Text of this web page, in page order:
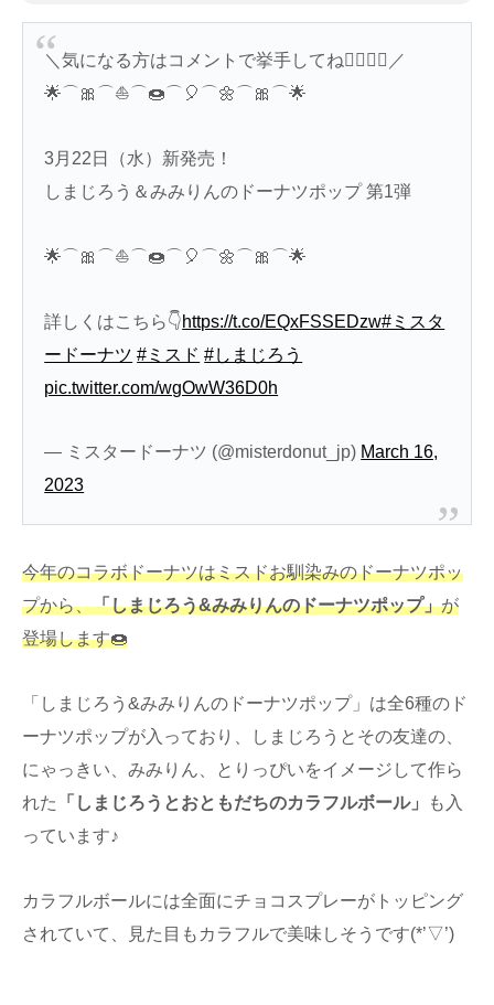
＼気になる方はコメントで挙手してね🙋‍♀️🙋‍♂️／
🌟⌒🎀⌒⛵️⌒🍩⌒🎈⌒🌼⌒🎀⌒🌟
3月22日（水）新発売！
しまじろう＆みみりんのドーナツポップ 第1弾
🌟⌒🎀⌒⛵️⌒🍩⌒🎈⌒🌼⌒🎀⌒🌟
詳しくはこちら👇https://t.co/EQxFSSEDzw#ミスタ
ードーナツ #ミスド #しまじろう
pic.twitter.com/wgOwW36D0h
— ミスタードーナツ (@misterdonut_jp) March 16,
2023
今年のコラボドーナツはミスドお馴染みのドーナツポッ
プから、「しまじろう&みみりんのドーナツポップ」が
登場します🍩
「しまじろう&みみりんのドーナツポップ」は全6種のド
ーナツポップが入っており、しまじろうとその友達の、
にゃっきい、みみりん、とりっぴいをイメージして作ら
れた
「しまじろうとおともだちのカラフルボール」
も入
っています♪
カラフルボールには全面にチョコスプレーがトッピング
されていて、見た目もカラフルで美味しそうです(*’▽’)